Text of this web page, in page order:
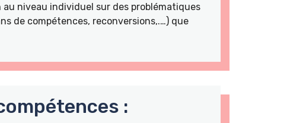
niveau individuel sur des problématiques
de compétences, reconversions,.…) que
: